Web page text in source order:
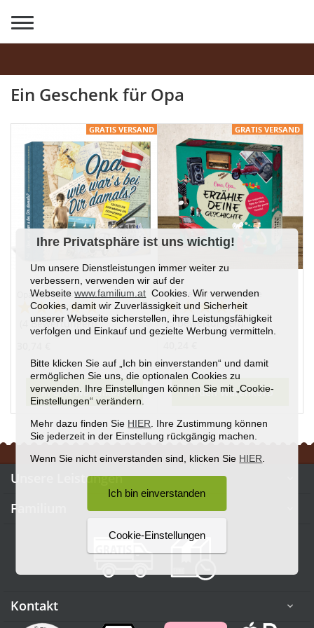
Ihre Privatsphäre ist uns wichtig!
Um unsere Dienstleistungen immer weiter zu
verbessern, verwenden wir auf der
Webseitewww.familium.at Cookies. Wir verwenden
Cookies, damit wir Zuverlässigkeit und Sicherheit
unserer Webseite sicherstellen, ihre Leistungsfähigkeit
verfolgen und Einkauf und gezielte Werbung vermitteln.
Bitte klicken Sie auf „Ich bin einverstanden“ und damit
ermöglichen Sie uns, die optionalen Cookies zu
verwenden. Ihre Einstellungen können Sie mit „Cookie-
Einstellungen“ verändern.
Mehr dazu finden Sie HIER . Ihre Zustimmung können
Sie jederzeit in der Einstellung rückgängig machen.
Wenn Sie nicht einverstanden sind, klicken Sie HIER
Ich bin einverstanden
Cookie-Einstellungen
Ein Geschenk für Opa
GRATIS VERSAND
Opa, wie war's bei Dir...
(4 Bewertungen)
In den Warenkorb
GRATIS VERSAND
Erzähle deine Geschichte
(5 Bewertungen)
In den Warenkorb
Unsere Leistungen
Familium
Kontakt 